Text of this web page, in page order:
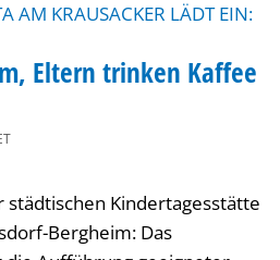
AM KRAUSACKER LÄDT EIN:
Eltern trinken Kaffee
städtischen Kindertagesstätte
Bergheim: Das